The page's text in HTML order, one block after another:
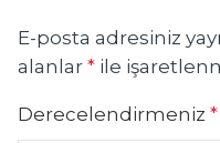
E-posta adresiniz
alanlar * ile
Derecelendirmeniz *